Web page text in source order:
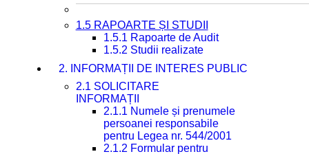
1.5 RAPOARTE ȘI STUDII
1.5.1 Rapoarte de Audit
1.5.2 Studii realizate
2. INFORMAȚII DE INTERES PUBLIC
2.1 SOLICITARE
INFORMAȚII
2.1.1 Numele și prenumele
persoanei responsabile
pentru Legea nr. 544/2001
2.1.2 Formular pentru